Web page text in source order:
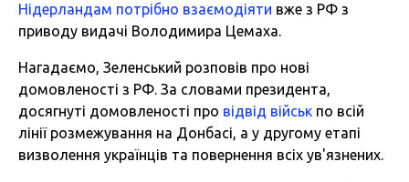
Нідерландам потрібно взаємодіяти вже з РФ з
приводу видачі Володимира Цемаха.
Нагадаємо, Зеленський розповів про нові
домовленості з РФ. За словами президента,
досягнуті домовленості про відвід військ по всій
лінії розмежування на Донбасі, а у другому етапі
визволення українців та повернення всіх ув'язнених.